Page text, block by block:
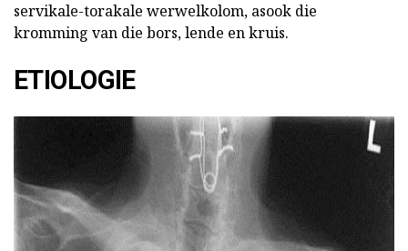
servikale-torakale werwelkolom, asook die
kromming van die bors, lende en kruis.
ETIOLOGIE